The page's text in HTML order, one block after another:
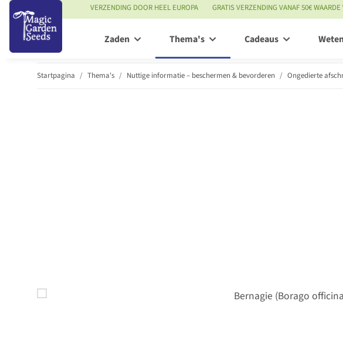
VERZENDING DOOR HEEL EUROPA GRATIS VERZENDING VANAF 50€
Zaden Thema's Cadeaus
Startpagina Thema's Nuttige informatie – beschermen & bevorderen Ongedierte